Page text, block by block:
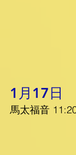
1月17日
馬太福音